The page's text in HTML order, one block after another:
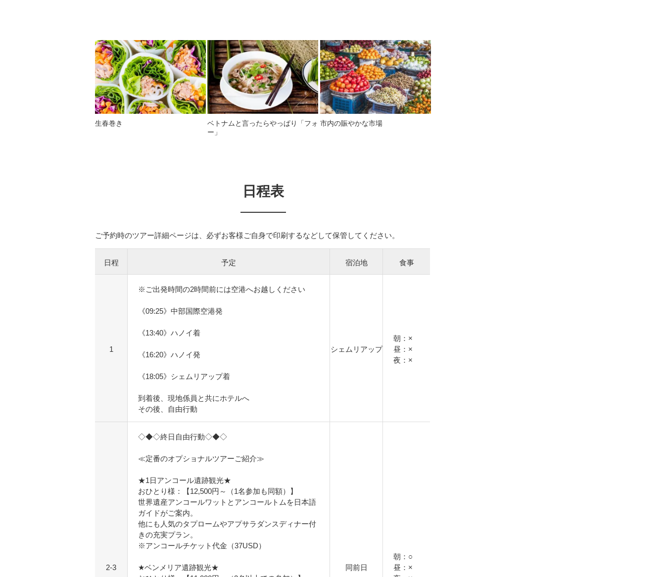
生春巻き
ベトナムと言ったらやっぱり「フォ
ー」
市内の賑やかな市場
日程表
ご予約時のツアー詳細ページは、必ずお客様ご自身で印刷するなどして保管してください。
日程 予定 宿泊地 食事
1
※ご出発時間の2時間前には空港へお越しください
《09:25》中部国際空港発
《13:40》ハノイ着
《16:20》ハノイ発
《18:05》シェムリアップ着
到着後、現地係員と共にホテルへ
その後、自由行動
シェムリアップ
朝：×
昼：×
夜：×
2-3
◇◆◇終日自由行動◇◆◇
≪定番のオプショナルツアーご紹介≫
★1日アンコール遺跡観光★
おひとり様：【12,500円～（1名参加も同額）】
世界遺産アンコールワットとアンコールトムを日本語
ガイドがご案内。
他にも人気のタプロームやアプサラダンスディナー付
きの充実プラン。
※アンコールチケット代金（37USD）
★ベンメリア遺跡観光★
同前日
朝：○
昼：×